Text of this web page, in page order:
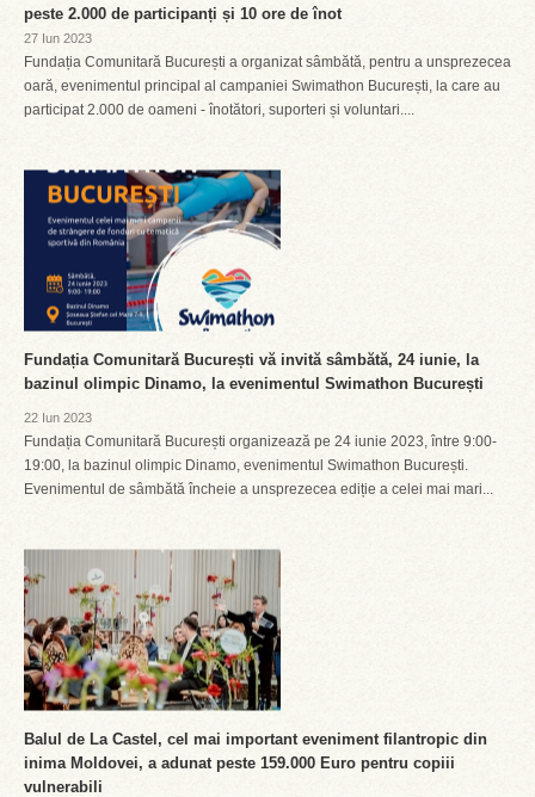
peste 2.000 de participanți și 10 ore de înot
27 Iun 2023
Fundația Comunitară București a organizat sâmbătă, pentru a unsprezecea
oară, evenimentul principal al campaniei Swimathon București, la care au
participat 2.000 de oameni - înotători, suporteri și voluntari....
Fundația Comunitară București vă invită sâmbătă, 24 iunie, la
bazinul olimpic Dinamo, la evenimentul Swimathon București
22 Iun 2023
Fundația Comunitară București organizează pe 24 iunie 2023, între 9:00-
19:00, la bazinul olimpic Dinamo, evenimentul Swimathon București.
Evenimentul de sâmbătă încheie a unsprezecea ediție a celei mai mari...
Balul de La Castel, cel mai important eveniment filantropic din
inima Moldovei, a adunat peste 159.000 Euro pentru copiii
vulnerabili